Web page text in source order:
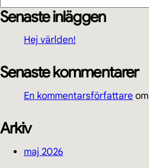
Senaste inläggen
Hej världen!
Senaste kommentarer
En kommentarsförfattare om
Arkiv
maj 2026